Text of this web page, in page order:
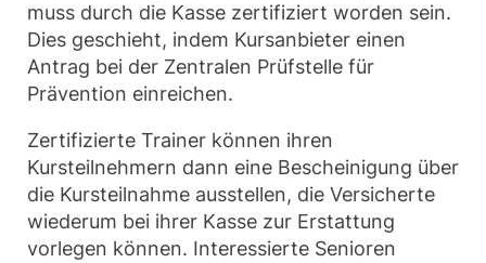
muss durch die Kasse zertifiziert worden sein.
Dies geschieht, indem Kursanbieter einen
Antrag bei der Zentralen Prüfstelle für
Prävention einreichen.
Zertifizierte Trainer können ihren
Kursteilnehmern dann eine Bescheinigung über
die Kursteilnahme ausstellen, die Versicherte
wiederum bei ihrer Kasse zur Erstattung
vorlegen können. Interessierte Senioren